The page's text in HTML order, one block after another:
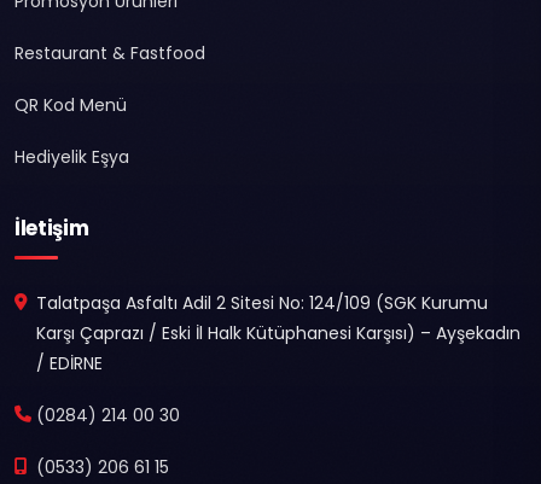
Restaurant & Fastfood
QR Kod Menü
Hediyelik Eşya
İletişim
Talatpaşa Asfaltı Adil 2 Sitesi No: 124/109 (SGK Kurumu
Karşı Çaprazı / Eski İl Halk Kütüphanesi Karşısı) – Ayşekadın
/ EDİRNE
(0284) 214 00 30
(0533) 206 61 15